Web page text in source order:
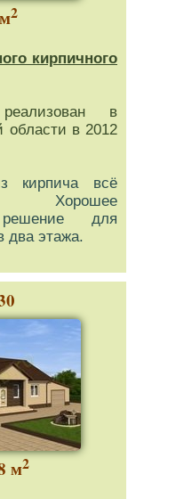
2
кирпичного
в
области в 2012
кирпича всё
Хорошее
решение для
два этажа.
м2